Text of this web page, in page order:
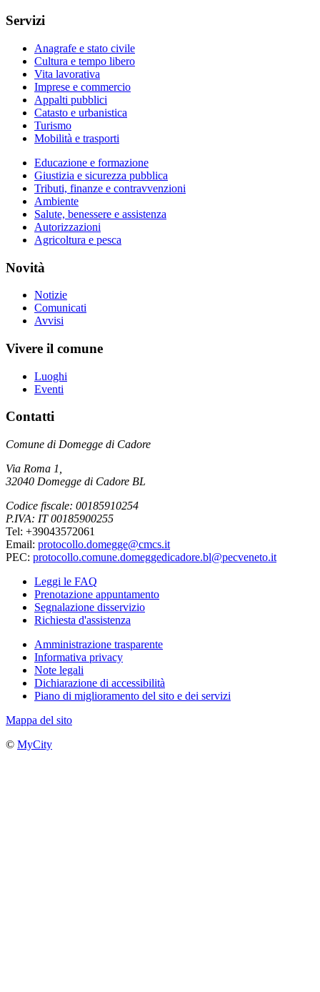
Servizi
Anagrafe e stato civile
Cultura e tempo libero
Vita lavorativa
Imprese e commercio
Appalti pubblici
Catasto e urbanistica
Turismo
Mobilità e trasporti
Educazione e formazione
Giustizia e sicurezza pubblica
Tributi, finanze e contravvenzioni
Ambiente
Salute, benessere e assistenza
Autorizzazioni
Agricoltura e pesca
Novità
Notizie
Comunicati
Avvisi
Vivere il comune
Luoghi
Eventi
Contatti
Comune di Domegge di Cadore
Via Roma 1,
32040 Domegge di Cadore BL
Codice fiscale: 00185910254
P.IVA: IT 00185900255
Tel: +39043572061
Email: protocollo.domegge@cmcs.it
PEC: protocollo.comune.domeggedicadore.bl@pecveneto.it
Leggi le FAQ
Prenotazione appuntamento
Segnalazione disservizio
Richiesta d'assistenza
Amministrazione trasparente
Informativa privacy
Note legali
Dichiarazione di accessibilità
Piano di miglioramento del sito e dei servizi
Mappa del sito
© MyCity